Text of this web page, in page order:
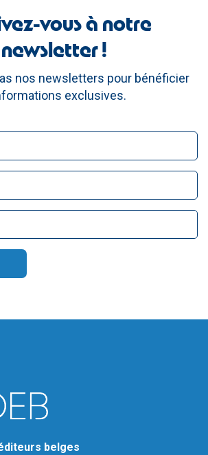
vous à notre
newsletter !
nos newsletters pour bénéficier
exclusives.
belges